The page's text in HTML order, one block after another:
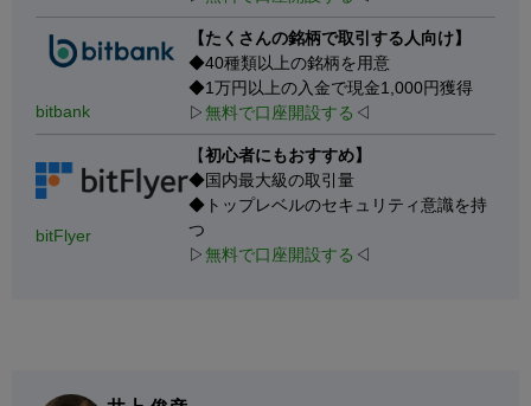
bitbank
【たくさんの銘柄で取引する人向け】
◆40種類以上の銘柄を用意
◆1万円以上の入金で現金1,000円獲得
▷無料で口座開設する ◁
bitFlyer
【初心者にもおすすめ】
◆国内最大級の取引量
◆トップレベルのセキュリティ意識を持
つ
▷無料で口座開設する ◁